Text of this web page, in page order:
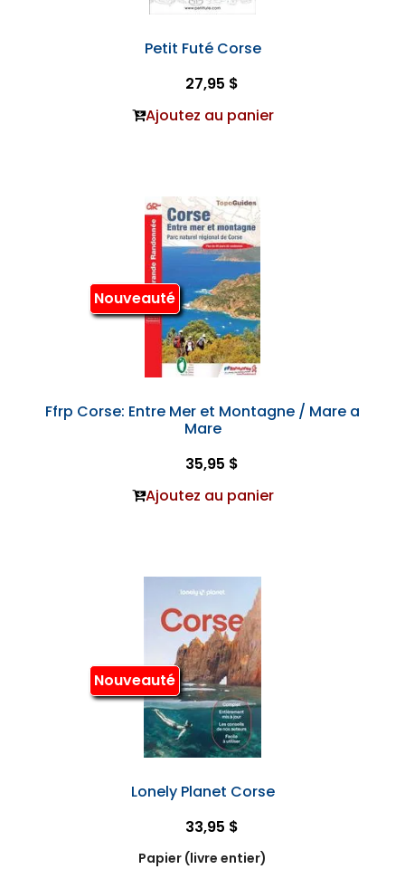
Petit Futé Corse
27,95 $
Ajoutez au panier
Nouveauté
Ffrp Corse: Entre Mer et Montagne / Mare a
Mare
35,95 $
Ajoutez au panier
Nouveauté
Lonely Planet Corse
33,95 $
Papier (livre entier)